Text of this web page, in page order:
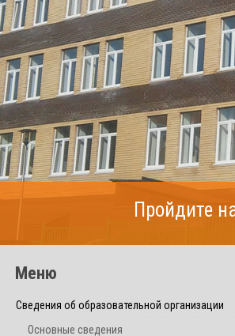
Пройдите
Меню
Сведения об образовательной организации
Основные сведения